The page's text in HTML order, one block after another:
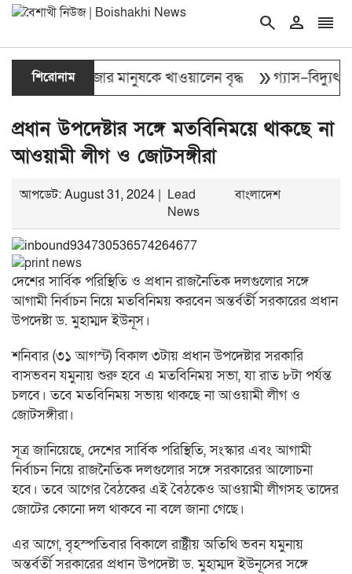
search person reorder
শিরোনাম
চল্লিশা ২ হাজার মানুষকে খাওয়ালেন বৃদ্ধ double_arrow গ্যাস–বিদ্যুৎ,
প্রধান উপদেষ্টার সঙ্গে মতবিনিময়ে থাকছে না
আওয়ামী লীগ ও জোটসঙ্গীরা
আপডেট: August 31, 2024 | Lead
News
বাংলাদেশ
দেশের সার্বিক পরিস্থিতি ও প্রধান রাজনৈতিক দলগুলোর সঙ্গে
আগামী নির্বাচন নিয়ে মতবিনিময় করবেন অন্তর্বর্তী সরকারের প্রধান
উপদেষ্টা ড. মুহাম্মদ ইউনূস।
শনিবার (৩১ আগস্ট) বিকাল ৩টায় প্রধান উপদেষ্টার সরকারি
বাসভবন যমুনায় শুরু হবে এ মতবিনিময় সভা, যা রাত ৮টা পর্যন্ত
চলবে। তবে মতবিনিময় সভায় থাকছে না আওয়ামী লীগ ও
জোটসঙ্গীরা।
সূত্র জানিয়েছে, দেশের সার্বিক পরিস্থিতি, সংস্কার এবং আগামী
নির্বাচন নিয়ে রাজনৈতিক দলগুলোর সঙ্গে সরকারের আলোচনা
হবে। তবে আগের বৈঠকের এই বৈঠকেও আওয়ামী লীগসহ তাদের
জোটের কোনো দল থাকবে না বলে জানা গেছে।
এর আগে, বৃহস্পতিবার বিকালে রাষ্ট্রীয় অতিথি ভবন যমুনায়
অন্তর্বর্তী সরকারের প্রধান উপদেষ্টা ড. মুহাম্মদ ইউনূসের সঙ্গে